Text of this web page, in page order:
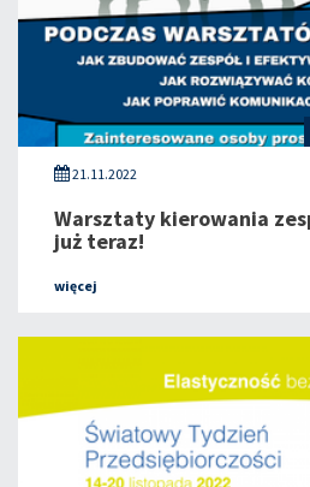
21.11.2022
Warsztaty kierowania
już teraz!
więcej